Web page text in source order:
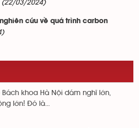
(22/03/2024)
cứu về quá trình carbon
khoa Hà Nội dám nghĩ lớn,
lớn! Đó là...